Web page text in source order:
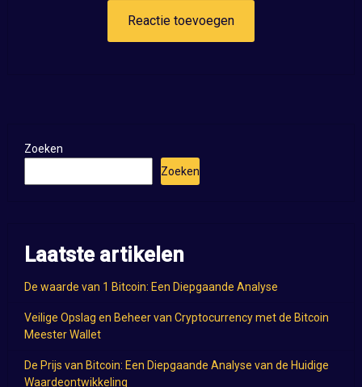
Zoeken
Zoeken
Laatste artikelen
De waarde van 1 Bitcoin: Een Diepgaande Analyse
Veilige Opslag en Beheer van Cryptocurrency met de Bitcoin
Meester Wallet
De Prijs van Bitcoin: Een Diepgaande Analyse van de Huidige
Waardeontwikkeling